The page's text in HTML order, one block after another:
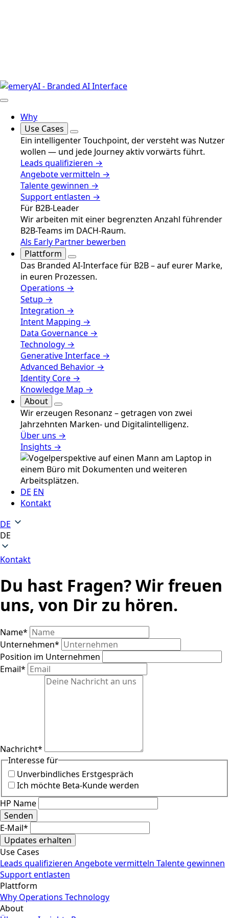
Why
Use Cases
Ein intelligenter Touchpoint, der versteht was Nutzer
wollen — und jede Journey aktiv vorwärts führt.
Leads qualifizieren →
Angebote vermitteln →
Talente gewinnen →
Support entlasten →
Für B2B-Leader
Wir arbeiten mit einer begrenzten Anzahl führender
B2B-Teams im DACH-Raum.
Als Early Partner bewerben
Plattform
Das Branded AI-Interface für B2B – auf eurer Marke,
in euren Prozessen.
Operations →
Setup →
Integration →
Intent Mapping →
Data Governance →
Technology →
Generative Interface →
Advanced Behavior →
Identity Core →
Knowledge Map →
About
Wir erzeugen Resonanz – getragen von zwei
Jahrzehnten Marken- und Digitalintelligenz.
Über uns →
Insights →
DE EN
Kontakt
DE
DE
Kontakt
Du hast Fragen? Wir freuen
uns, von Dir zu hören.
Name*
Unternehmen*
Position im Unternehmen
Email*
Nachricht*
Interesse für
Unverbindliches Erstgespräch
Ich möchte Beta-Kunde werden
HP Name
Senden
E-Mail*
Updates erhalten
Use Cases
Leads qualifizieren Angebote vermitteln Talente gewinnen
Support entlasten
Plattform
Why Operations Technology
About